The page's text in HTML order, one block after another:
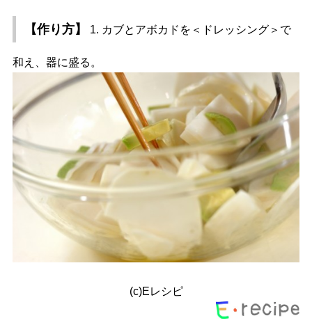
【作り方】 1. カブとアボカドを＜ドレッシング＞で
和え、器に盛る。
(c)Eレシピ